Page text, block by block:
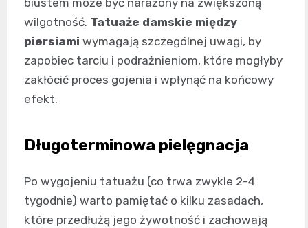
biustem może być narażony na zwiększoną
wilgotność. Tatuaże damskie między
piersiami wymagają szczególnej uwagi, by
zapobiec tarciu i podrażnieniom, które mogłyby
zakłócić proces gojenia i wpłynąć na końcowy
efekt.
Długoterminowa pielęgnacja
Po wygojeniu tatuażu (co trwa zwykle 2-4
tygodnie) warto pamiętać o kilku zasadach,
które przedłużą jego żywotność i zachowają